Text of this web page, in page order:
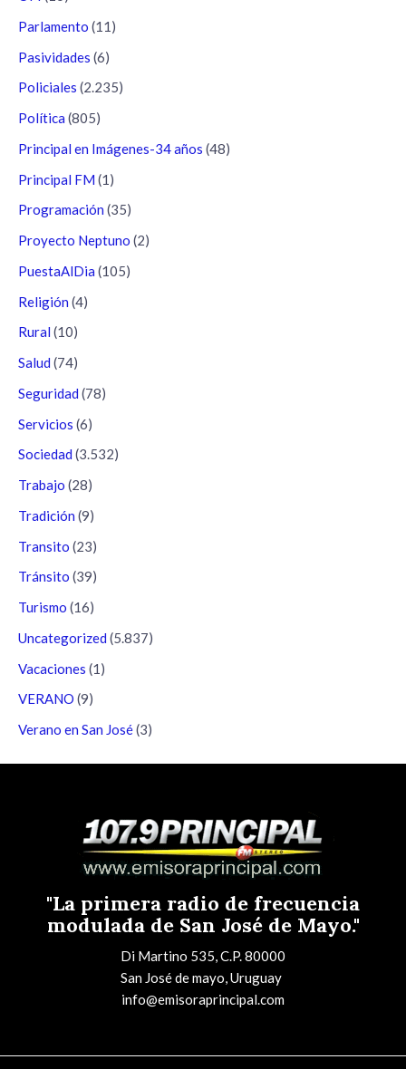
Parlamento (11)
Pasividades (6)
Policiales (2.235)
Política (805)
Principal en Imágenes-34 años (48)
Principal FM (1)
Programación (35)
Proyecto Neptuno (2)
PuestaAlDia (105)
Religión (4)
Rural (10)
Salud (74)
Seguridad (78)
Servicios (6)
Sociedad (3.532)
Trabajo (28)
Tradición (9)
Transito (23)
Tránsito (39)
Turismo (16)
Uncategorized (5.837)
Vacaciones (1)
VERANO (9)
Verano en San José(3)
"La primera radio de frecuencia
modulada de San José de Mayo."
Di Martino 535, C.P. 80000
San José de mayo, Uruguay
info@emisoraprincipal.com